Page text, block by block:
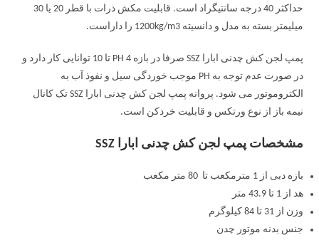
حداکثر 40 درجه سانتیگراد است. قابلیت مکش ذرات با قطر 20 یا 30
میلیمتر بسته به مدل و دانسیته 1200kg/m3 را داراست.
پمپ لجن کش چدنی ابارا SSZ صرفا در بازه PH 4 تا 10 توانایی کار دارد و
در صورت عدم توجه به PH موجب خوردگی سیل و نفوذ آب به
الکتروموتور می شود. پروانه پمپ لجن کش چدنی ابارا SSZ تک کانال
نیمه باز از نوع ورتکس و قابلیت خردکن است.
مشخصات پمپ لجن کش چدنی ابارا SSZ
بازه دبی از 1 مترمکعب تا 80 متر مکعب
هد از 1 تا 43.9 متر
وزن از 31 تا 84 کیلوگرم
جنس بدنه موتور چدن